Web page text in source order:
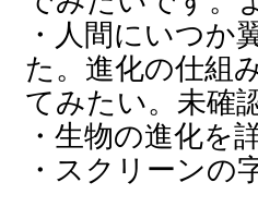
・人間にいつか
た。進化の仕組
てみたい。未確
・生物の進化を
・スクリーンの